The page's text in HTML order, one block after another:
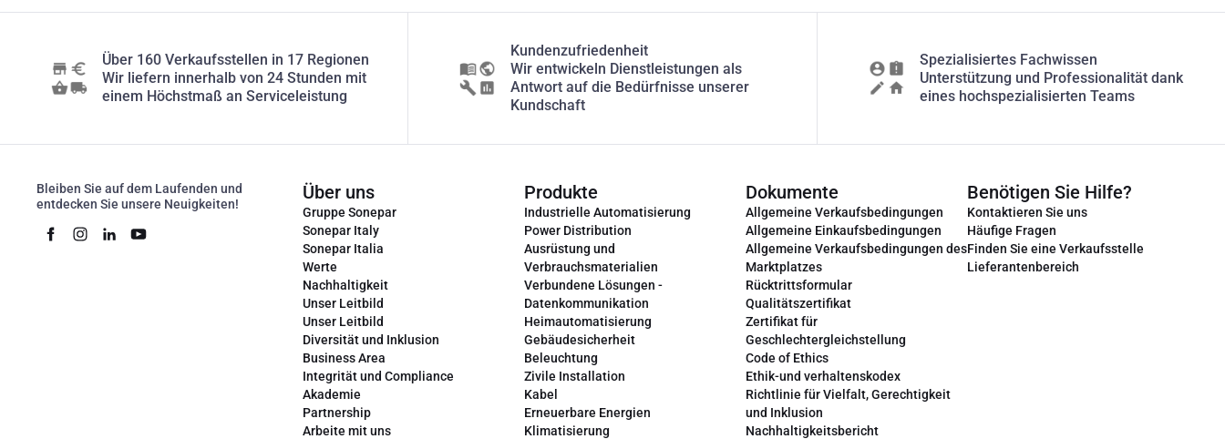
Über 160 Verkaufsstellen in 17 Regionen
Wir liefern innerhalb von 24 Stunden mit
einem Höchstmaß an Serviceleistung
Kundenzufriedenheit
Wir entwickeln Dienstleistungen als
Antwort auf die Bedürfnisse unserer
Kundschaft
Spezialisiertes Fachwissen
Unterstützung und Professionalität dank
eines hochspezialisierten Teams
Bleiben Sie auf dem Laufenden und
entdecken Sie unsere Neuigkeiten!
Über uns
Gruppe Sonepar
Sonepar Italy
Sonepar Italia
Werte
Nachhaltigkeit
Unser Leitbild
Unser Leitbild
Diversität und Inklusion
Business Area
Integrität und Compliance
Akademie
Partnership
Arbeite mit uns
Produkte
Industrielle Automatisierung
Power Distribution
Ausrüstung und
Verbrauchsmaterialien
Verbundene Lösungen -
Datenkommunikation
Heimautomatisierung
Gebäudesicherheit
Beleuchtung
Zivile Installation
Kabel
Erneuerbare Energien
Klimatisierung
Dokumente
Allgemeine Verkaufsbedingungen
Allgemeine Einkaufsbedingungen
Allgemeine Verkaufsbedingungen des
Marktplatzes
Rücktrittsformular
Qualitätszertifikat
Zertifikat für
Geschlechtergleichstellung
Code of Ethics
Ethik-und verhaltenskodex
Richtlinie für Vielfalt, Gerechtigkeit
und Inklusion
Nachhaltigkeitsbericht
Benötigen Sie Hilfe?
Kontaktieren Sie uns
Häufige Fragen
Finden Sie eine Verkaufsstelle
Lieferantenbereich